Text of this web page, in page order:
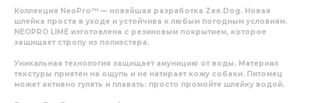
Коллекция NeoPro™ — новейшая разработка Zee.Dog. Новая
шлейка проста в уходе и устойчива к любым погодным условиям.
NEOPRO LIME изготовлена с резиновым покрытием, которое
защищает стропу из полиэстера.
Уникальная технология защищает амуницию от воды. Материал
текстуры приятен на ощупь и не натирает кожу собаки. Питомец
может активно гулять и плавать: просто промойте шлейку водой.